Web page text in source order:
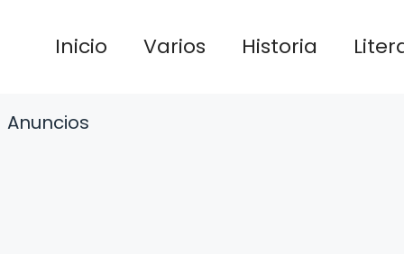
Inicio Varios Historia
Anuncios